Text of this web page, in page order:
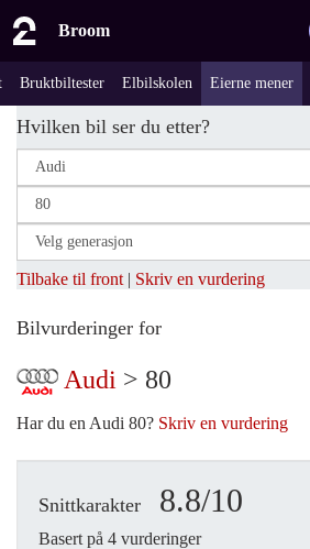
Broom
Bruktbiltester Elbilskolen Eierne mener
Hvilken bil ser du etter?
Tilbake til front | Skriv en vurdering
Bilvurderinger for
Audi > 80
Har du en Audi 80? Skriv en vurdering
Snittkarakter 8.8/10
Basert på 4 vurderinger